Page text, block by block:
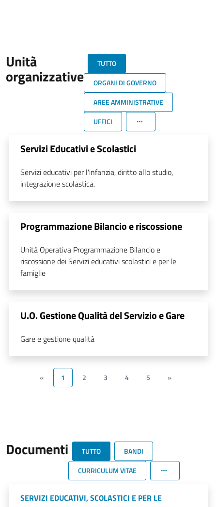
Unità
organizzative
TUTTO
ORGANI DI GOVERNO
AREE AMMINISTRATIVE
UFFICI
Servizi Educativi e Scolastici
Servizi educativi per l'infanzia, diritto allo studio,
integrazione scolastica.
Programmazione Bilancio e riscossione
Unità Operativa Programmazione Bilancio e
riscossione dei Servizi educativi scolastici e per le
famiglie
U.O. Gestione Qualità del Servizio e Gare
Gare e gestione qualità
« 1 2 3 4 5 »
Documenti TUTTO
BANDI
CURRICULUM VITAE
SERVIZI EDUCATIVI, SCOLASTICI E PER LE